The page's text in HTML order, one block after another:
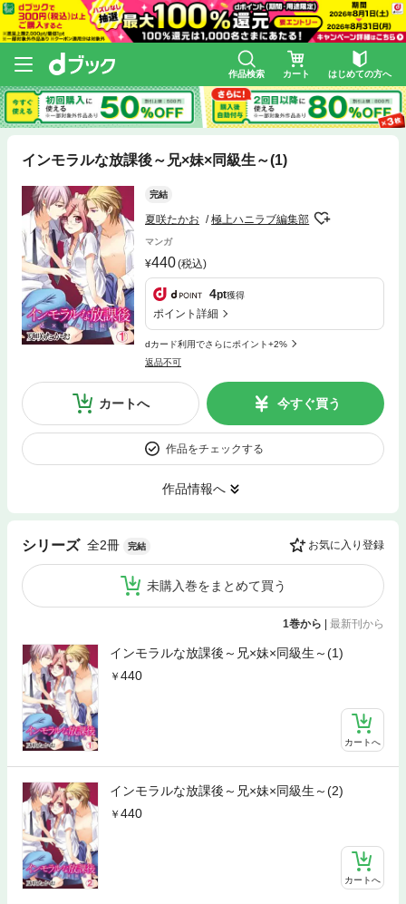
作品検索 カート はじめての方へ
インモラルな放課後～兄×妹×同級生～(1)
完結
夏咲たかお 極上ハニラブ編集部
マンガ
440(税込)
4pt獲得
ポイント詳細
dカード利用でさらにポイント+2%
返品不可
カートへ 今すぐ買う
作品をチェックする
作品情報へ
シリーズ 全2冊 完結 お気に入り登録
未購入巻をまとめて買う
1巻から 最新刊から
インモラルな放課後～兄×妹×同級生～(1)
440
カートへ
インモラルな放課後～兄×妹×同級生～(2)
440
カートへ